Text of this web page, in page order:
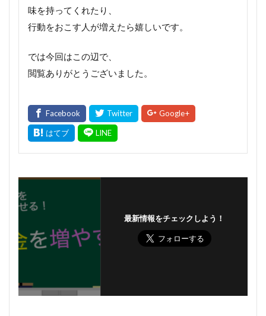
味を持ってくれたり、
行動をおこす人が増えたら嬉しいです。
では今回はこの辺で、
閲覧ありがとうございました。
最新情報をチェックしよう！